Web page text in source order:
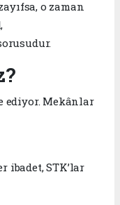
o zaman
ediyor. Mekânlar
ibadet, STK’lar